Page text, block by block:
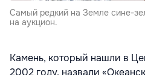
Самый редкий на Земле сине-
на аукцион.
Камень, который нашли в
2002 году, назвали